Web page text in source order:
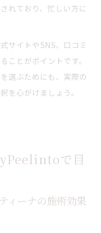
れており、忙しい方に
サイトやSNS、口コミ
ことがポイントです。
選ぶためにも、実際の
を心がけましょう。
で目
ィーナの施術効果